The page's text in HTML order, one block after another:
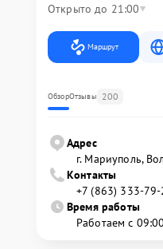
Открыто до 21:00
Маршрут
ОбзорОтзывы 200
Адрес
г. Мариуполь,
Контакты
+7 (863) 333-
Время работы
Работаем с